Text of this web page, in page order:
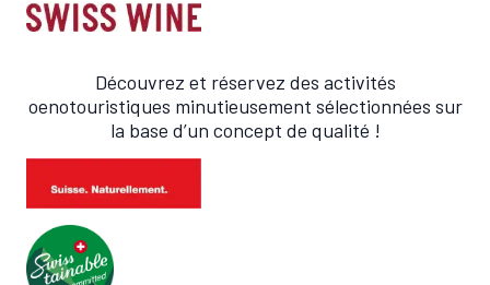
Découvrez et réservez des activités
oenotouristiques minutieusement sélectionnées sur
la base d’un concept de qualité !